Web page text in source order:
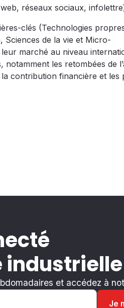
réseaux sociaux,
clés (Technologies
Sciences de la vie et Micro-
marché au niveau
les retombées de
contribution financière et les
et accédez à